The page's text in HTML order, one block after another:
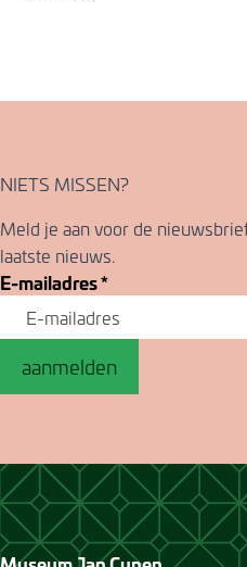
NIETS MISSEN?
Meld je aan voor de
laatste nieuws.
E-mailadres*
aanmelden